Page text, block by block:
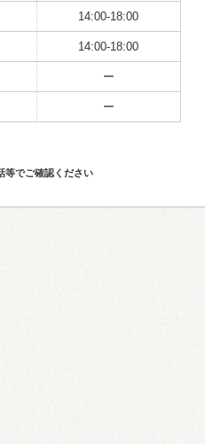
14:00-18:00
14:00-18:00
ー
ー
等でご確認ください